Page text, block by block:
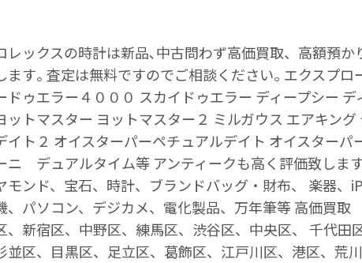
レックスの時計は新品､中古問わず高価買取、高額預
ます｡ 査定は無料ですのでご相談ください｡ エクスプ
ドゥエラー４０００ スカイドゥエラー ディープシー
ットマスター ヨットマスター２ ミルガウス エアキン
イト２ オイスターパーペチュアルデイト オイスター
ニ デュアルタイム等 アンティークも高く評価致しま
モンド、宝石、時計、ブランドバッグ・財布、 楽器、
、パソコン、デジカメ、電化製品、万年筆等 高価買
、新宿区、中野区、練馬区、渋谷区、中央区、 千代田
並区、目黒区、足立区、葛飾区、江戸川区、港区、荒